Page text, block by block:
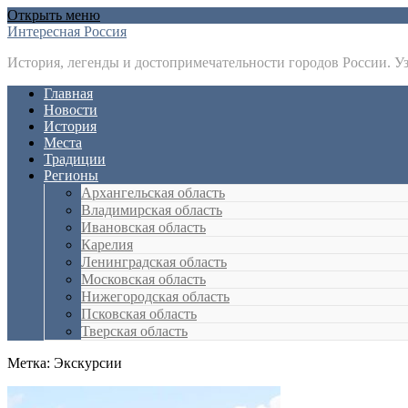
Открыть меню
Интересная Россия
История, легенды и достопримечательности городов России.
Главная
Новости
История
Места
Традиции
Регионы
Архангельская область
Владимирская область
Ивановская область
Карелия
Ленинградская область
Московская область
Нижегородская область
Псковская область
Тверская область
Метка: Экскурсии